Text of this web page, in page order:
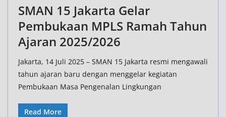
SMAN 15 Jakarta Gelar
Pembukaan MPLS Ramah Tahun
Ajaran 2025/2026
Jakarta, 14 Juli 2025 – SMAN 15 Jakarta resmi mengawali
tahun ajaran baru dengan menggelar kegiatan
Pembukaan Masa Pengenalan Lingkungan
Read More